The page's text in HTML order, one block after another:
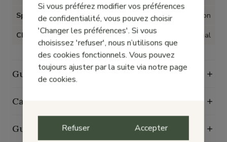
Spécial Hallux Valgus Non
Chaussant Normal
Guide des tailles
Caractéristiques de durabilité
Guide d'entretien
Si vous préférez modifier vos préférences
de confidentialité, vous pouvez choisir
'Changer les préférences'. Si vous
choisissez 'refuser', nous n’utilisons que
des cookies fonctionnels. Vous pouvez
toujours ajuster par la suite via notre page
de cookies.
Refuser Accepter